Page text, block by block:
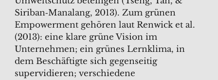
Siriban‐Manalang, 2013). Zum grünen
Empowerment gehören laut Renwick et al.
(2013): eine klare grüne Vision im
Unternehmen; ein grünes Lernklima, in
dem Beschäftigte sich gegenseitig
supervidieren; verschiedene